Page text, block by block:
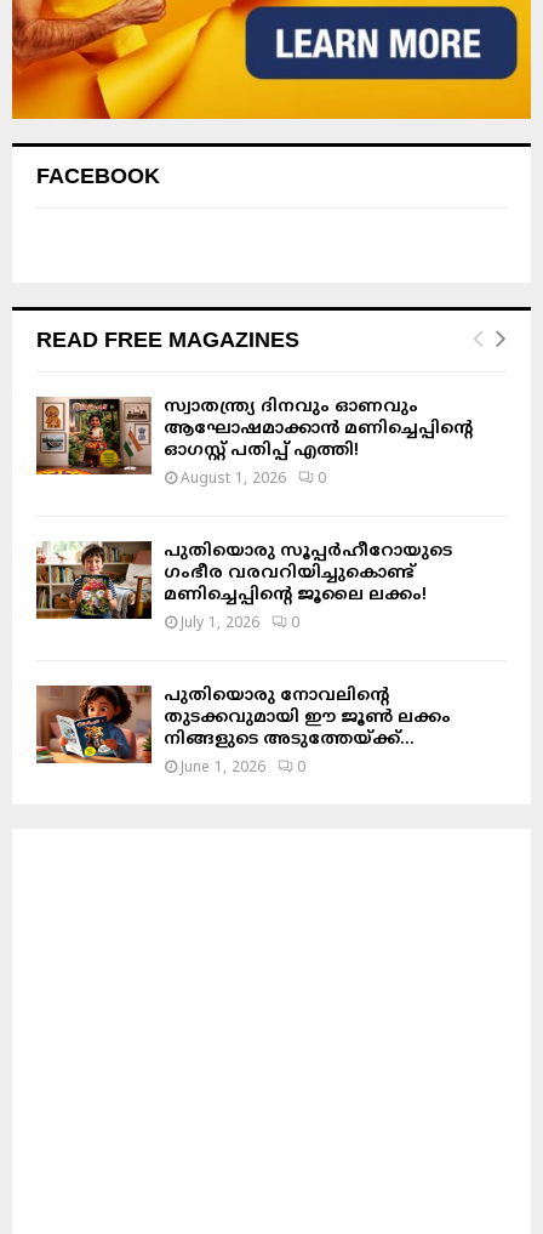
FACEBOOK
READ FREE MAGAZINES
സ്വാതന്ത്ര്യ ദിനവും ഓണവും
ആഘോഷമാക്കാൻ മണിച്ചെപ്പിന്റെ
ഓഗസ്റ്റ് പതിപ്പ് എത്തി!
August 1, 2026 0
പുതിയൊരു സൂപ്പർഹീറോയുടെ
ഗംഭീര വരവറിയിച്ചുകൊണ്ട്
മണിച്ചെപ്പിന്റെ ജൂലൈ ലക്കം!
July 1, 2026 0
പുതിയൊരു നോവലിന്റെ
തുടക്കവുമായി ഈ ജൂൺ ലക്കം
നിങ്ങളുടെ അടുത്തേയ്ക്ക്…
June 1, 2026 0